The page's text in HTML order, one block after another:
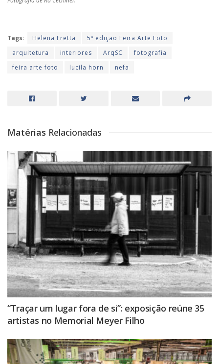
Tags: Helena Fretta
5ª edição Feira Arte Foto
arquitetura
interiores ArqSC
fotografia
feira arte foto
lucila horn nefa
Matérias Relacionadas
“Traçar um lugar fora de si”: exposição reúne 35
artistas no Memorial Meyer Filho